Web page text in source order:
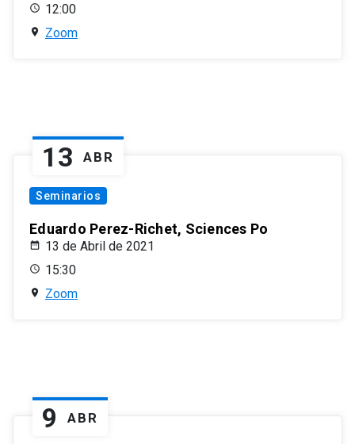
12:00
Zoom
13 ABR
Seminarios
Eduardo Perez-Richet, Sciences Po
13 de Abril de 2021
15:30
Zoom
9 ABR